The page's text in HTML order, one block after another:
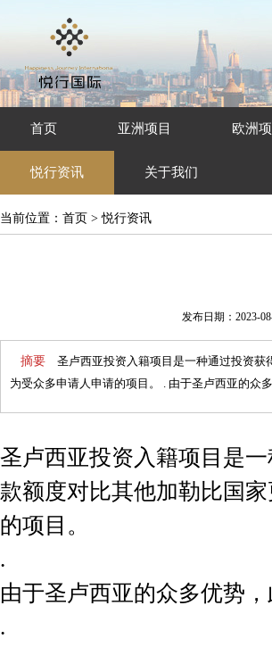
首页 亚洲项目 欧洲
悦行资讯 关于我们
当前位置： 首页 >悦行资讯
发布日期：2023-
摘要
圣卢西亚投资入籍项目是一种通过投资
为受众多申请人申请的项目。 . 由于圣卢西亚的众
圣卢西亚投资入籍项目是
款额度对比其他加勒比国
的项目。
.
由于圣卢西亚的众多优势
.